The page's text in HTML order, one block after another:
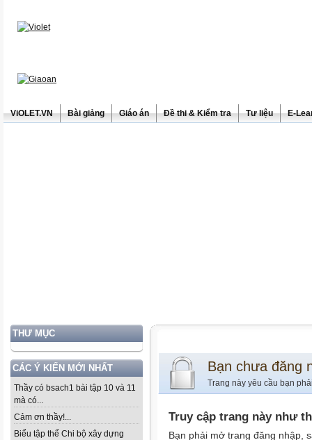
ViOLET.VN Bài giảng Giáo án Đề thi & Kiểm tra Tư liệu E-
THƯ MỤC
CÁC Ý KIẾN MỚI NHẤT
Thầy có bsach1 bài tập 10 và 11
mà có...
Cảm ơn thầy!...
Biểu tập thể Chi bộ xây dựng
Bạn chưa đăng
Trang này yêu cầu bạn
Truy cập trang này như
Bạn phải mở trang đăng nhập,